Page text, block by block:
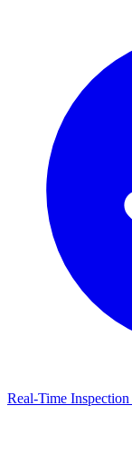
Real-Time Inspection